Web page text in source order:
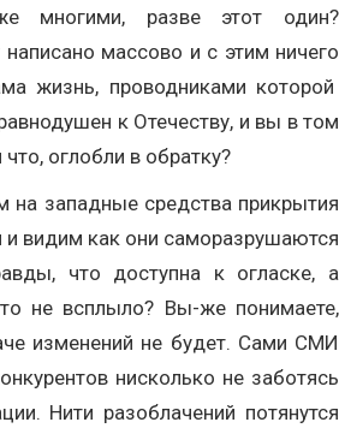
многими, разве этот один?
массово и с этим ничего
жизнь, проводниками которой
к Отечеству, и вы в том
оглобли в обратку?
западные средства прикрытия
и видим как они саморазрушаются
что доступна к огласке, а
не всплыло? Вы-же понимаете,
изменений не будет. Сами СМИ
нисколько не заботясь
Нити разоблачений потянутся